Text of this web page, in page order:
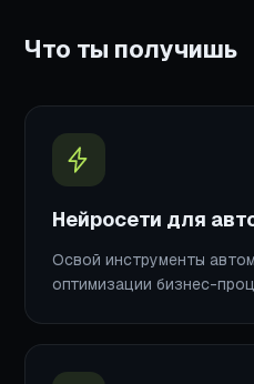
Что ты получишь
Нейросети для
Освой инструменты
оптимизации бизнес-